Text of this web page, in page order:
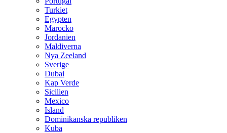
Turkiet
Egypten
Marocko
Jordanien
Maldiverna
Nya Zeeland
Sverige
Dubai
Kap Verde
Sicilien
Mexico
Island
Dominikanska republiken
Kuba